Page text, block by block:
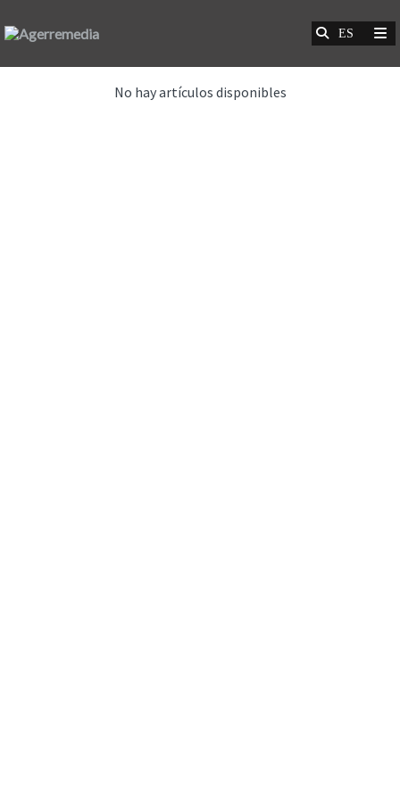
No hay artículos disponibles